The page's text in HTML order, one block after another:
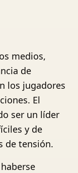
medios,
de
los jugadores
El
ser un líder
y de
de tensión.